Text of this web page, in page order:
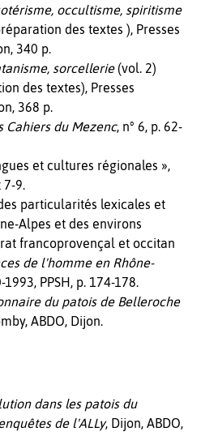
occultisme, spiritisme
des textes ), Presses
340 p.
sorcellerie(vol. 2)
des textes), Presses
368 p.
Cahiers du Mezenc, n° 6, p. 62-
et cultures régionales »,
7-9.
particularités lexicales et
Alpes et des environs
francoprovençal et occitan
de l'homme en Rhône-
PPSH, p. 174-178.
du patois de Belleroche
ABDO, Dijon.
dans les patois du
de l'ALLy, Dijon, ABDO,